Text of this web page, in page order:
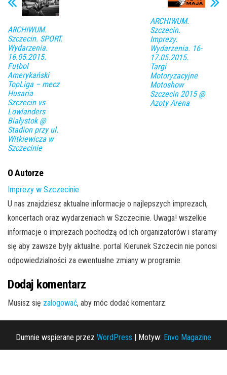
ARCHIWUM.
Szczecin. SPORT.
Wydarzenia.
16.05.2015.
Futbol
Amerykański
TopLiga – mecz
Husaria
Szczecin vs
Lowlanders
Białystok @
Stadion przy ul.
Witkiewicza w
Szczecinie
ARCHIWUM.
Szczecin.
Imprezy.
Wydarzenia. 16-
17.05.2015.
Targi
Motoryzacyjne
Motoshow
Szczecin 2015 @
Azoty Arena
O Autorze
Imprezy w Szczecinie
U nas znajdziesz aktualne informacje o najlepszych imprezach,
koncertach oraz wydarzeniach w Szczecinie. Uwaga! wszelkie
informacje o imprezach pochodzą od ich organizatorów i staramy
się aby zawsze były aktualne. portal Kierunek Szczecin nie ponosi
odpowiedzialności za ewentualne zmiany w programie.
Dodaj komentarz
Musisz się zalogować, aby móc dodać komentarz.
Dumnie wspierane przez WordPress | Motyw: Envo Magazine